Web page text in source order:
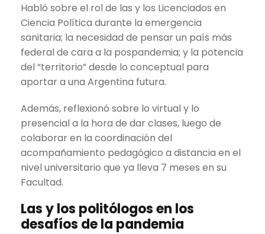
Habló sobre el rol de las y los Licenciados en
Ciencia Política durante la emergencia
sanitaria; la necesidad de pensar un país más
federal de cara a la pospandemia; y la potencia
del “territorio” desde lo conceptual para
aportar a una Argentina futura.
Además, reflexionó sobre lo virtual y lo
presencial a la hora de dar clases, luego de
colaborar en la coordinación del
acompañamiento pedagógico a distancia en el
nivel universitario que ya lleva 7 meses en su
Facultad.
Las y los politólogos en los
desafíos de la pandemia